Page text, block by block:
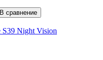
В сравнение